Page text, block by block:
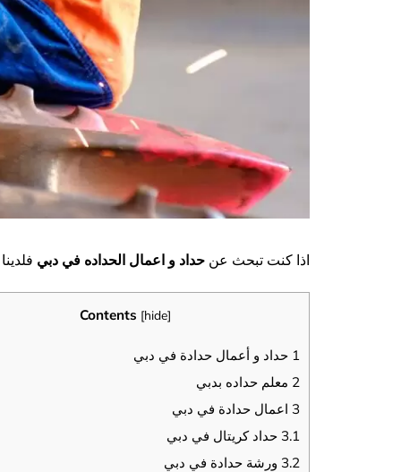
اذا كنت تبحث عن حداد و اعمال الحداده في دبي
Contents [hide]
1 حداد و أعمال حدادة في دبي
2 معلم حداده بدبي
3 اعمال حدادة في دبي
3.1 حداد كريتال في دبي
3.2 ورشة حدادة في دبي